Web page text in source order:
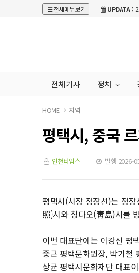
전체메뉴보기 UPDATA :
전체기사 정치
HOME 지역
평택시, 중국
인천타임스 발행 2026-
평택시(시장 정장선)는 정
照)시와 칭다오(靑島)시를
이번 대표단에는 이강선 평
중근 평택문화원장, 박기철
상균 평택시문화재단 대표